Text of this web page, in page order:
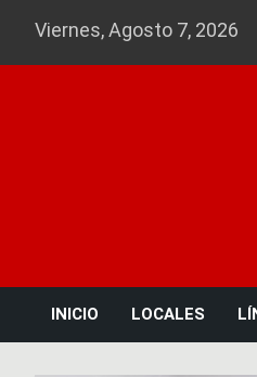
Viernes, Agosto 7, 2026
INICIO LOCALES